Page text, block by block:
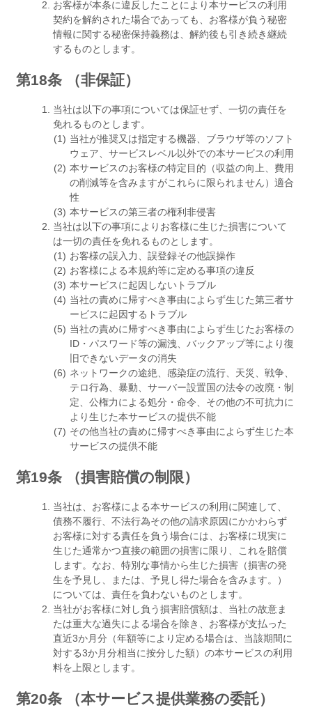
お客様が本条に違反したことにより本サービスの利用
契約を解約された場合であっても、お客様が負う秘密
情報に関する秘密保持義務は、解約後も引き続き継続
するものとします。
第18条 （非保証）
当社は以下の事項については保証せず、一切の責任を
免れるものとします。
当社が推奨又は指定する機器、ブラウザ等のソフト
ウェア、サービスレベル以外での本サービスの利用
本サービスのお客様の特定目的（収益の向上、費用
の削減等を含みますがこれらに限られません）適合
性
本サービスの第三者の権利非侵害
当社は以下の事項によりお客様に生じた損害について
は一切の責任を免れるものとします。
お客様の誤入力、誤登録その他誤操作
お客様による本規約等に定める事項の違反
本サービスに起因しないトラブル
当社の責めに帰すべき事由によらず生じた第三者サ
ービスに起因するトラブル
当社の責めに帰すべき事由によらず生じたお客様の
ID・パスワード等の漏洩、バックアップ等により復
旧できないデータの消失
ネットワークの途絶、感染症の流行、天災、戦争、
テロ行為、暴動、サーバー設置国の法令の改廃・制
定、公権力による処分・命令、その他の不可抗力に
より生じた本サービスの提供不能
その他当社の責めに帰すべき事由によらず生じた本
サービスの提供不能
第19条 （損害賠償の制限）
当社は、お客様による本サービスの利用に関連して、
債務不履行、不法行為その他の請求原因にかかわらず
お客様に対する責任を負う場合には、お客様に現実に
生じた通常かつ直接の範囲の損害に限り、これを賠償
します。なお、特別な事情から生じた損害（損害の発
生を予見し、または、予見し得た場合を含みます。）
については、責任を負わないものとします。
当社がお客様に対し負う損害賠償額は、当社の故意ま
たは重大な過失による場合を除き、お客様が支払った
直近3か月分（年額等により定める場合は、当該期間に
対する3か月分相当に按分した額）の本サービスの利用
料を上限とします。
第20条 （本サービス提供業務の委託）